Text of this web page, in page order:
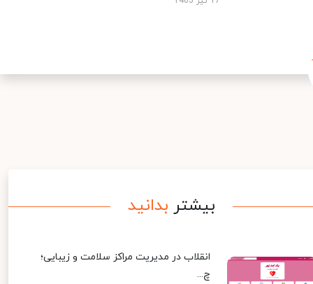
بیشتر بدانید
انقلاب در مدیریت مراکز سلامت و زیبایی؛
چ...